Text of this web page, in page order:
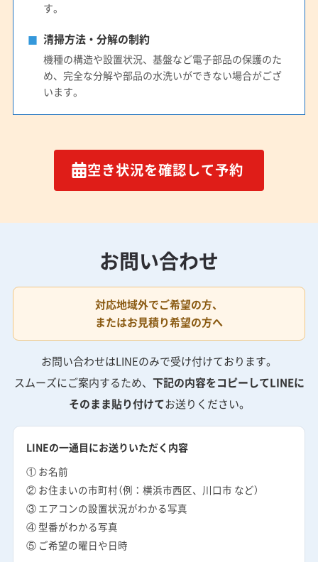
す。
清掃方法・分解の制約
機種の構造や設置状況、基盤など電子部品の保護のた
め、完全な分解や部品の水洗いができない場合がござ
います。
空き状況を確認して予約
お問い合わせ
対応地域外でご希望の方、
またはお見積り希望の方へ
お問い合わせはLINEのみで受け付けております。
スムーズにご案内するため、 下記の内容をコピーしてLINEに
そのまま貼り付けてお送りください。
LINEの一通目にお送りいただく内容
① お名前
② お住まいの市町村（例：横浜市西区、川口市 など）
③ エアコンの設置状況がわかる写真
④ 型番がわかる写真
⑤ ご希望の曜日や日時